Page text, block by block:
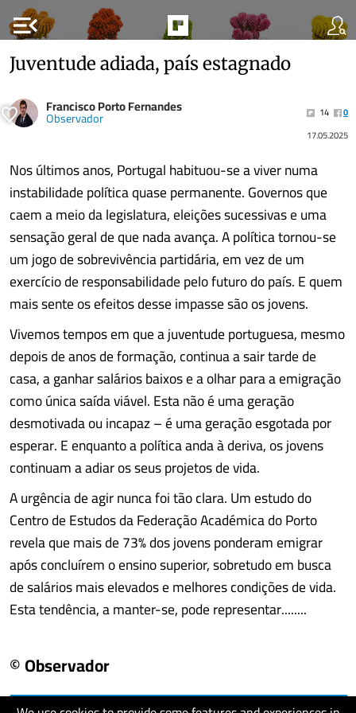
menu_open
Juventude adiada, país estagnado
Francisco Porto Fernandes
Observador 14
0
17.05.2025
Nos últimos anos, Portugal habituou-se a viver numa
instabilidade política quase permanente. Governos que
caem a meio da legislatura, eleições sucessivas e uma
sensação geral de que nada avança. A política tornou-se
um jogo de sobrevivência partidária, em vez de um
exercício de responsabilidade pelo futuro do país. E quem
mais sente os efeitos desse impasse são os jovens.
Vivemos tempos em que a juventude portuguesa, mesmo
depois de anos de formação, continua a sair tarde de
casa, a ganhar salários baixos e a olhar para a emigração
como única saída viável. Esta não é uma geração
desmotivada ou incapaz – é uma geração esgotada por
esperar. E enquanto a política anda à deriva, os jovens
continuam a adiar os seus projetos de vida.
A urgência de agir nunca foi tão clara. Um estudo do
Centro de Estudos da Federação Académica do Porto
revela que mais de 73% dos jovens ponderam emigrar
após concluírem o ensino superior, sobretudo em busca
de salários mais elevados e melhores condições de vida.
Esta tendência, a manter-se, pode representar........
© Observador